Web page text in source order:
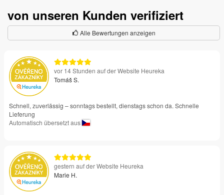
von unseren Kunden verifiziert
Alle Bewertungen anzeigen
vor 14 Stunden auf der Website Heureka
Tomáš S.
Schnell, zuverlässig – sonntags bestellt, dienstags schon da. Schnelle
Lieferung
Automatisch übersetzt aus
gestern auf der Website Heureka
Marie H.